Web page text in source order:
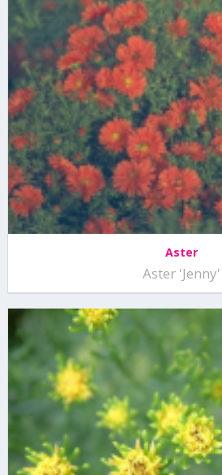
Aster
Aster 'Jenny'